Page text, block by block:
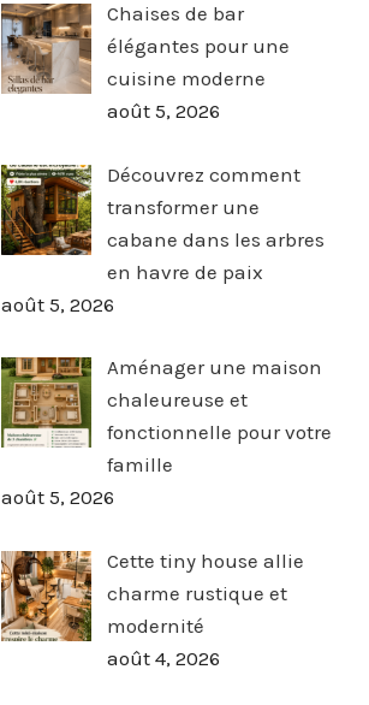
Chaises de bar
élégantes pour une
cuisine moderne
août 5, 2026
Découvrez comment
transformer une
cabane dans les arbres
en havre de paix
août 5, 2026
Aménager une maison
chaleureuse et
fonctionnelle pour votre
famille
août 5, 2026
Cette tiny house allie
charme rustique et
modernité
août 4, 2026